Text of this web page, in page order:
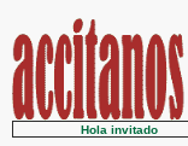
Hola invitado